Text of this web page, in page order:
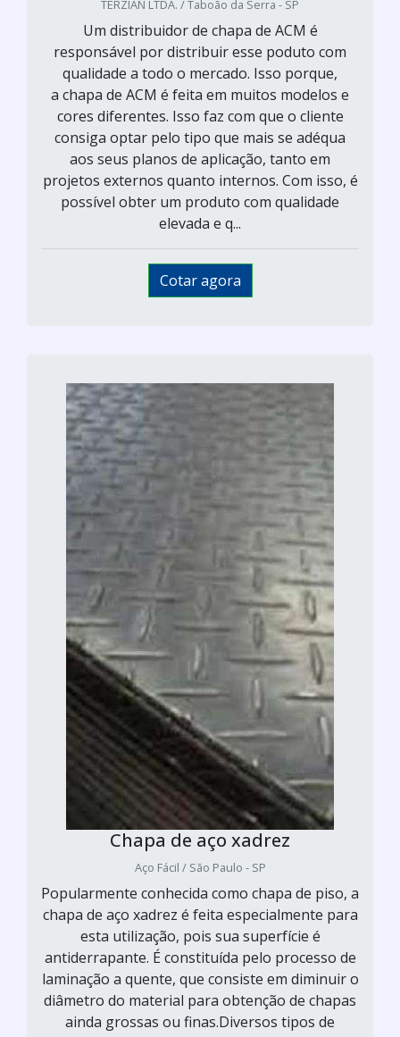
TERZIAN LTDA. / Taboão da Serra - SP
Um distribuidor de chapa de ACM é
responsável por distribuir esse poduto com
qualidade a todo o mercado. Isso porque,
a chapa de ACM é feita em muitos modelos e
cores diferentes. Isso faz com que o cliente
consiga optar pelo tipo que mais se adéqua
aos seus planos de aplicação, tanto em
projetos externos quanto internos. Com isso, é
possível obter um produto com qualidade
elevada e q...
Cotar agora
Chapa de aço xadrez
Aço Fácil / São Paulo - SP
Popularmente conhecida como chapa de piso, a
chapa de aço xadrez é feita especialmente para
esta utilização, pois sua superfície é
antiderrapante. É constituída pelo processo de
laminação a quente, que consiste em diminuir o
diâmetro do material para obtenção de chapas
ainda grossas ou finas.Diversos tipos de